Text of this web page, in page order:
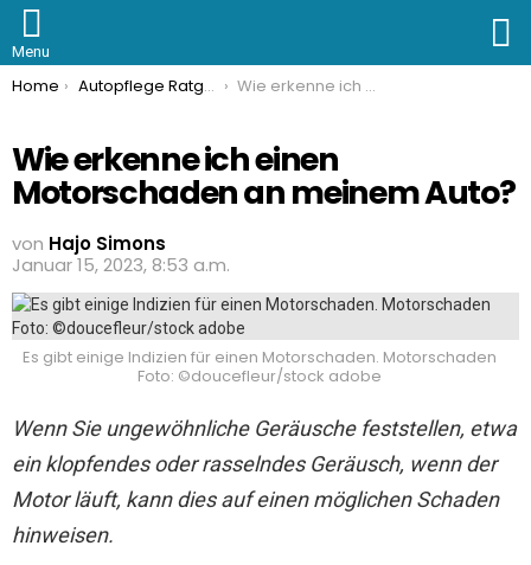
Menu
You are here:
Home Autopflege Ratgeber Wie erkenne ich einen Motorschaden an meinem Auto?
Wie erkenne ich einen
Motorschaden an meinem Auto?
von Hajo Simons
Januar 15, 2023, 8:53 a.m.
Es gibt einige Indizien für einen Motorschaden. Motorschaden
Foto: ©doucefleur/stock adobe
Wenn Sie ungewöhnliche Geräusche feststellen, etwa
ein klopfendes oder rasselndes Geräusch, wenn der
Motor läuft, kann dies auf einen möglichen Schaden
hinweisen.